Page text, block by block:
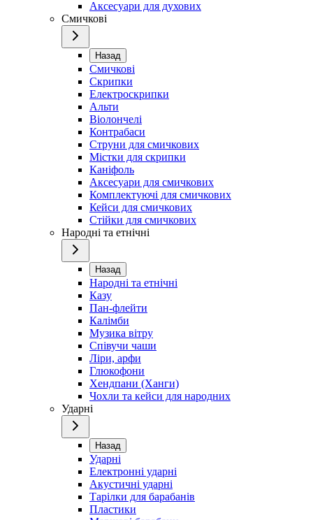
Аксесуари для духових
Смичкові
Назад
Смичкові
Скрипки
Електроскрипки
Альти
Віолончелі
Контрабаси
Струни для смичкових
Містки для скрипки
Каніфоль
Аксесуари для смичкових
Комплектуючі для смичкових
Кейси для смичкових
Стійки для смичкових
Народні та етнічні
Назад
Народні та етнічні
Казу
Пан-флейти
Калімби
Музика вітру
Співучи чаши
Ліри, арфи
Глюкофони
Хендпани (Ханги)
Чохли та кейси для народних
Ударні
Назад
Ударні
Електронні ударні
Акустичні ударні
Тарілки для барабанів
Пластики